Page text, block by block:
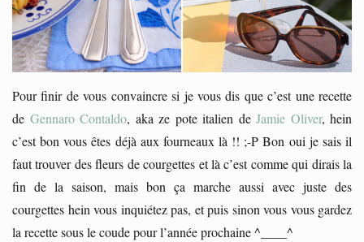
Pour finir de vous convaincre si je vous dis que c’est une recette
de Gennaro Contaldo, aka ze pote italien de Jamie Oliver, hein
c’est bon vous êtes déjà aux fourneaux là !! ;-P Bon oui je sais il
faut trouver des fleurs de courgettes et là c’est comme qui dirais la
fin de la saison, mais bon ça marche aussi avec juste des
courgettes hein vous inquiétez pas, et puis sinon vous vous gardez
la recette sous le coude pour l’année prochaine ^____^